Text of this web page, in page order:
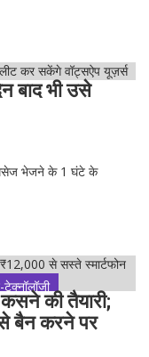
टेक्नॉलॉजी
बाद भी उसे
मेसेज भेजने के 1 घंटे के
टेक्नॉलॉजी
की तैयारी;
बैन करने पर